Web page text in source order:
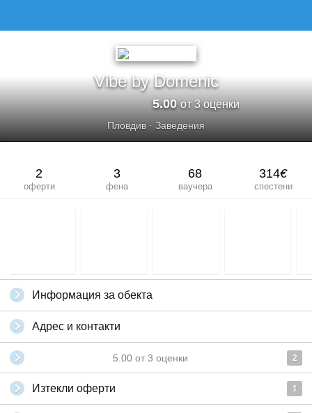
Vibe by Domenic
5.00от 3 оценки
Пловдив· Заведения
2
оферти
3
фена
68
ваучера
314€
спестени
Информация за обекта
Адрес и контакти
5.00 от 3 оценки 2
Изтекли оферти 1